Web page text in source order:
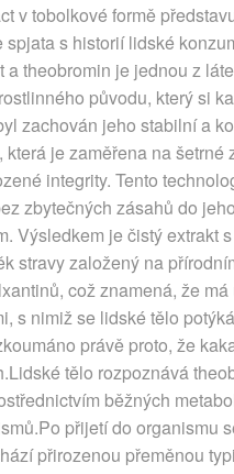
v tobolkové formě
s historií lidské
theobromin je jednou z
původu, který si
zachován jeho stabilní a
je zaměřena na
integrity. Tento
zbytečných zásahů do
Výsledkem je čistý extrakt
stravy založený na
což znamená, že
s nimiž se lidské tělo
právě proto, že
tělo rozpoznává
běžných
přijetí do organismu
přirozenou přeměnou